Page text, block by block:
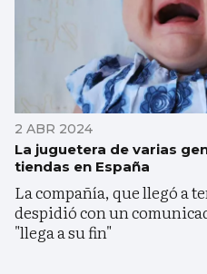
2 ABR 2024
La juguetera de varias
tiendas en España
La compañía, que llegó a
despidió con un
"llega a su fin"